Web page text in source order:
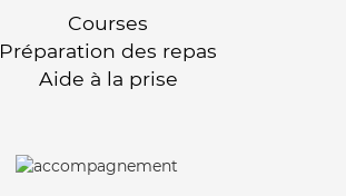
Courses
Préparation des repas
Aide à la prise